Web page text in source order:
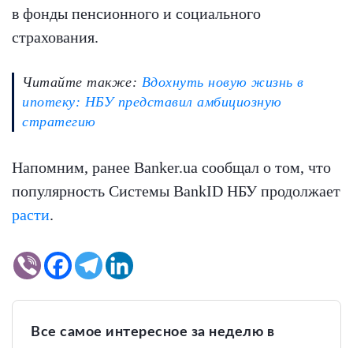
в фонды пенсионного и социального
страхования.
Читайте также: Вдохнуть новую жизнь в
ипотеку: НБУ представил амбициозную
стратегию
Напомним, ранее Banker.ua сообщал о том, что
популярность Системы BankID НБУ продолжает
расти.
Все самое интересное за неделю в